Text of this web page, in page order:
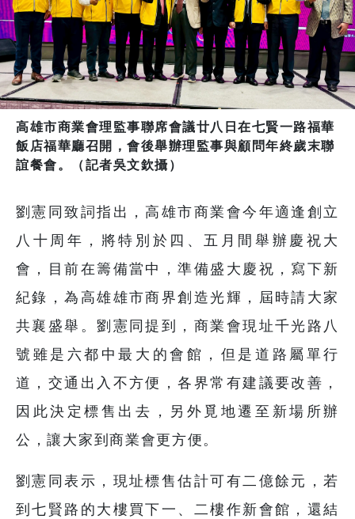
高雄市商業會理監事聯席會議廿八日在七賢一路福華
飯店福華廳召開，會後舉辦理監事與顧問年終歲末聯
誼餐會。（記者吳文欽攝）
劉憲同致詞指出，高雄市商業會今年適逢創立
八十周年，將特別於四、五月間舉辦慶祝大
會，目前在籌備當中，準備盛大慶祝，寫下新
紀錄，為高雄雄市商界創造光輝，屆時請大家
共襄盛舉。劉憲同提到，商業會現址千光路八
號雖是六都中最大的會館，但是道路屬單行
道，交通出入不方便，各界常有建議要改善，
因此決定標售出去，另外覓地遷至新場所辦
公，讓大家到商業會更方便。
劉憲同表示，現址標售估計可有二億餘元，若
到七賢路的大樓買下一、二樓作新會館，還結